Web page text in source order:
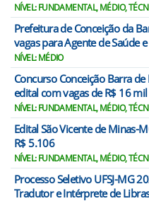
NÍVEL: FUNDAMENTAL, MÉDIO,
Prefeitura de Conceição da
vagas para Agente de Saúde
NÍVEL: MÉDIO
Concurso Conceição Barra
edital com vagas de R$ 16 mil
NÍVEL: FUNDAMENTAL, MÉDIO,
Edital São Vicente de Minas-
R$ 5.106
NÍVEL: FUNDAMENTAL, MÉDIO,
Processo Seletivo UFSJ-MG
Tradutor e Intérprete de